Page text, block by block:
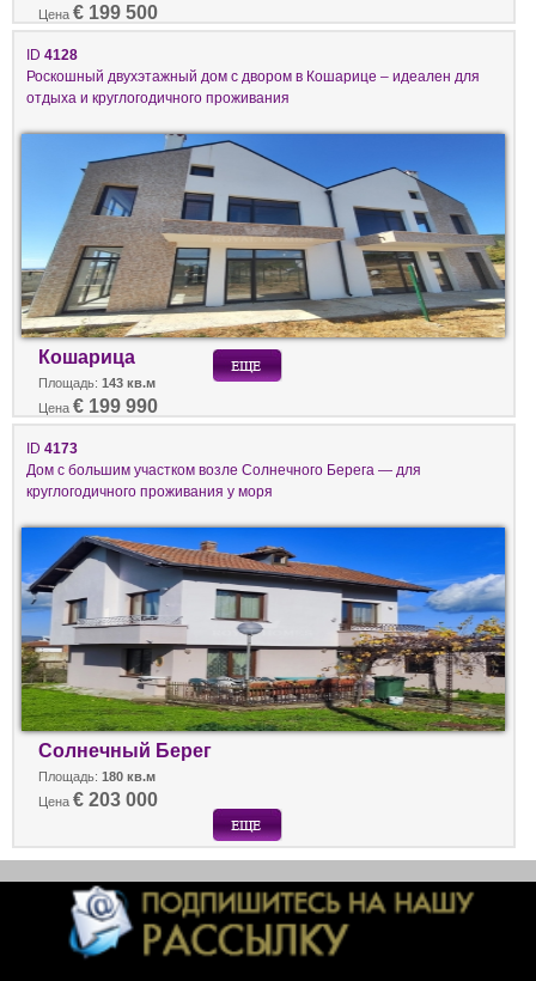
Цена € 199 500
ID 4128
Роскошный двухэтажный дом с двором в Кошарице – идеален для
отдыха и круглогодичного проживания
Кошарица
Площадь: 143 кв.м
Цена € 199 990
ID 4173
Дом с большим участком возле Солнечного Берега — для
круглогодичного проживания у моря
Солнечный Берег
Площадь: 180 кв.м
Цена € 203 000